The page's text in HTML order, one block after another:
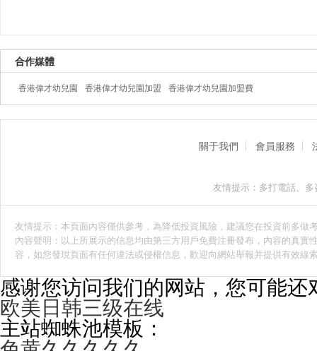
合作媒體
香港偉才幼兒園 香港偉才幼兒園加盟 香港偉才幼兒園加盟費
關于我們 會員服務
友情提示：多打電話、
友情提示：本頁面內容僅供參考，為降低投資風險，建議您在投資前多
內容聲明：以上所展示的信息均由第三方用戶免費注冊發布，內容的真
容，如您發現頁面有任何違法或侵權信息，歡迎向網站舉報并提供有效線
感谢您访问我们的网站，您可能还
欧美日韩三级在线
主站蜘蛛池模板：